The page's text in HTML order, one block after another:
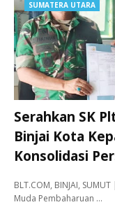
SUMATERA UTARA
Serahkan SK
Binjai Kota
Konsolidasi
BLT.COM, BINJAI,
Muda Pembaharuan …